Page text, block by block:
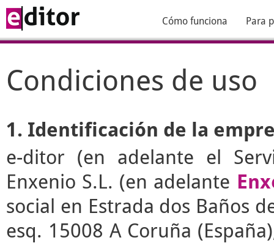
Cómo funciona Para
Condiciones de uso
1. Identificación de la
e-ditor (en adelante el
Enxenio S.L. (en adelante
social en Estrada dos Baños
esq. 15008 A Coruña